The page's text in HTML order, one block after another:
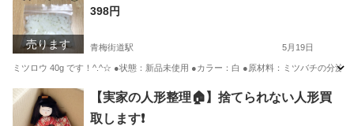
売ります
398円
青梅街道駅 5月19日
ミツロウ 40g です！^.^☆ ●状態：新品未使用 ●カラー：白 ●原材料：ミツバチの分
東京 小平市 青梅街道駅 その他 蜜蝋
【実家の人形整理🏠】捨てられない人形買
取します❗️